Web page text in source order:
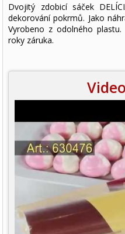
Dvojitý zdobicí sáček
dekorování pokrmů. Jako
Vyrobeno z odolného
roky záruka.